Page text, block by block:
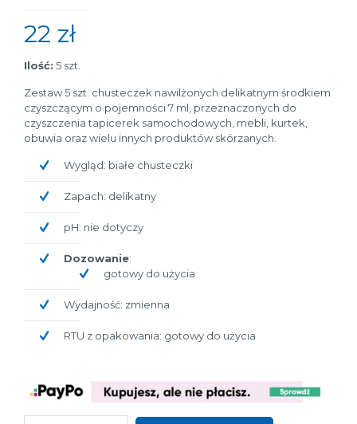
22 zł
Ilość: 5 szt.
Zestaw 5 szt. chusteczek nawilżonych delikatnym środkiem
czyszczącym o pojemności 7 ml, przeznaczonych do
czyszczenia tapicerek samochodowych, mebli, kurtek,
obuwia oraz wielu innych produktów skórzanych.
Wygląd: białe chusteczki
Zapach: delikatny
pH: nie dotyczy
Dozowanie:
gotowy do użycia
Wydajność: zmienna
RTU z opakowania: gotowy do użycia